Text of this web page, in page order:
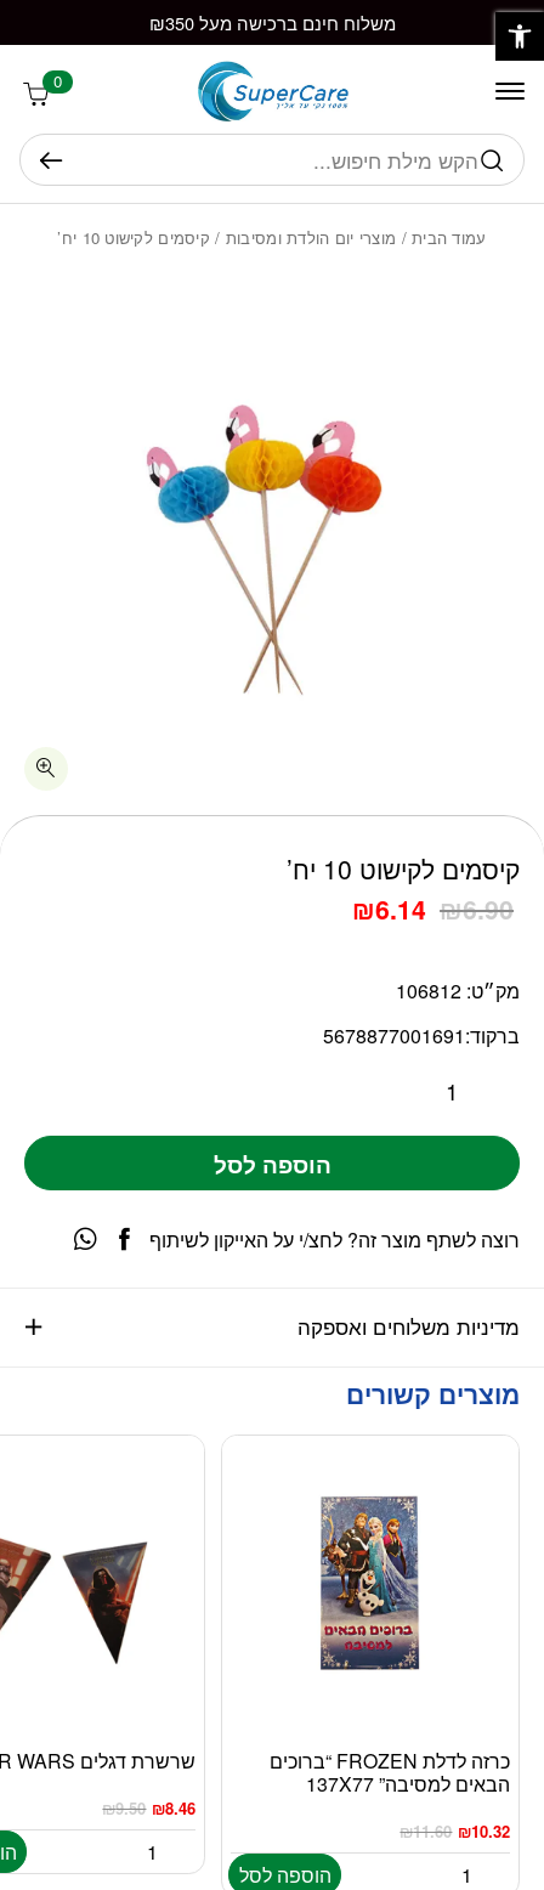
Skip to Content משלוח חינם ברכישה מעל ₪350
0
חיפוש
עמוד הבית/ מוצרי יום הולדת ומסיבות / קיסמים לקישוט 10 יח’
קיסמים לקישוט 10 יח’
₪6.90
₪6.14
מק״ט: 106812
ברקוד:5678877001691
כמות קיסמים לקישוט 10 יח'
הוספה לסל
מדיניות משלוחים ואספקה
רוצה לשתף מוצר זה? לחצ/י על האייקון לשיתוף
מוצרים קשורים
כרזה לדלת FROZEN “ברוכים
הבאים למסיבה” 137X77
₪11.60 ₪10.32
הוספה לסל
שרשרת דגלים STAR WARS
₪9.50 ₪8.46
בחזרה למעלה
פתח סרגל נגישות